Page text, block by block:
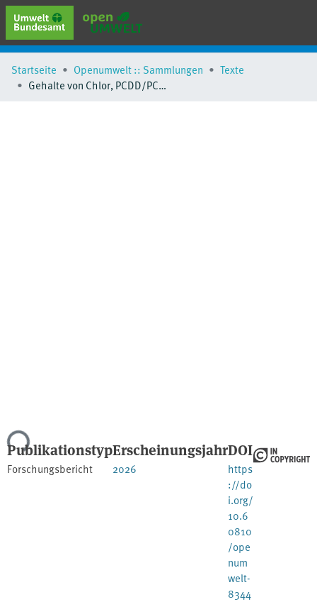
erweiterte Suche
Browse
Startseite Openumwelt :: Sammlungen
Texte
Gehalte von Chlor, PCDD/PCDF und dl-PCB in Aschen aus privater Holzfeuerung (Kleinfeuerungsanlagen) und mittelgroßen Biomassefeuerungsanlagen
Publikationstyp
Forschungsbericht
Erscheinungsjahr
2026
DOI
https
://do
i.org/
10.6
0810
/ope
num
welt-
8344